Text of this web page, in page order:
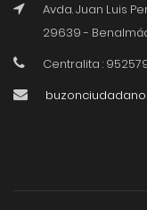
Avda. Juan Luis
29639 -
Centralita :